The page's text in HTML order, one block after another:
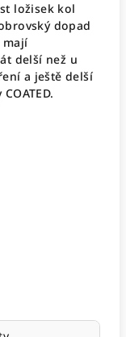
ložisek kol
dopad
​​mají
delší než u
a ještě delší